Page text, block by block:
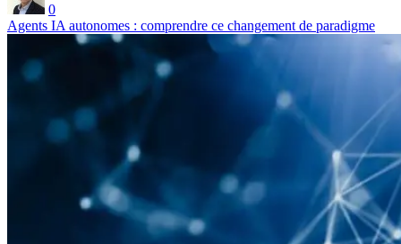
0
Agents IA autonomes : comprendre ce changement de paradigme